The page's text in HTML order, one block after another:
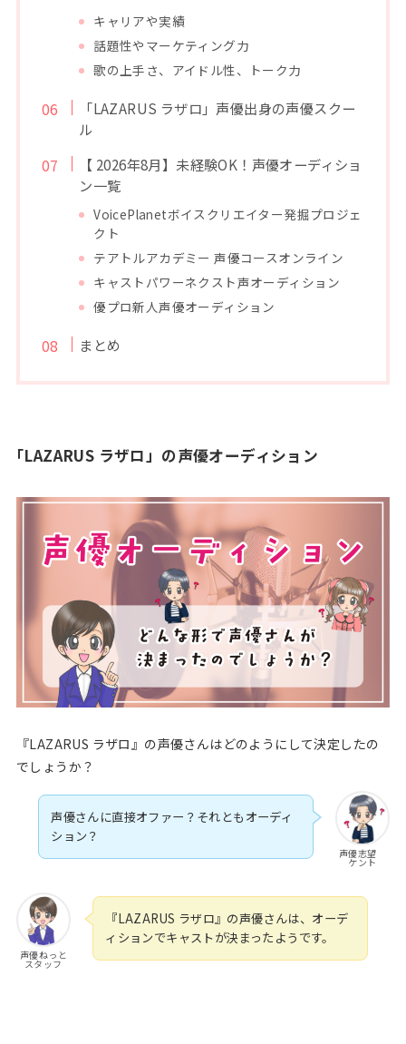
キャリアや実績
話題性やマーケティング力
歌の上手さ、アイドル性、トーク力
「LAZARUS ラザロ」声優出身の声優スクー
ル
【 2026年8月】未経験OK！声優オーディショ
ン一覧
VoicePlanetボイスクリエイター発掘プロジェ
クト
テアトルアカデミー 声優コースオンライン
キャストパワーネクスト声オーディション
優プロ新人声優オーディション
まとめ
「LAZARUS ラザロ」の声優オーディション
『LAZARUS ラザロ』の声優さんはどのようにして決定したの
でしょうか？
声優志望
ケント
声優さんに直接オファー？それともオーディ
ション？
声優ねっと
スタッフ
『LAZARUS ラザロ』の声優さんは、オーデ
ィションでキャストが決まったようです。